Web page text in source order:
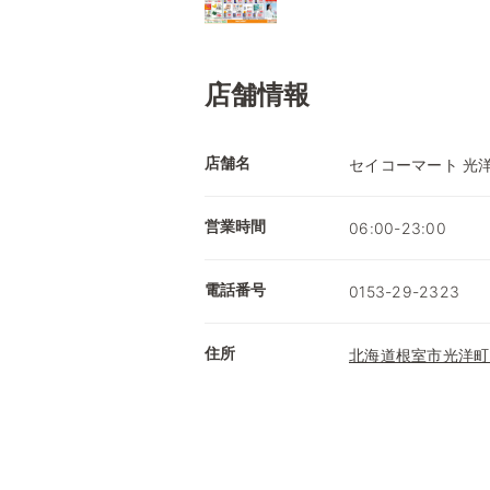
店舗情報
店舗名 セイコーマート 光
営業時間 06:00-23:00
電話番号 0153-29-2323
住所 北海道根室市光洋